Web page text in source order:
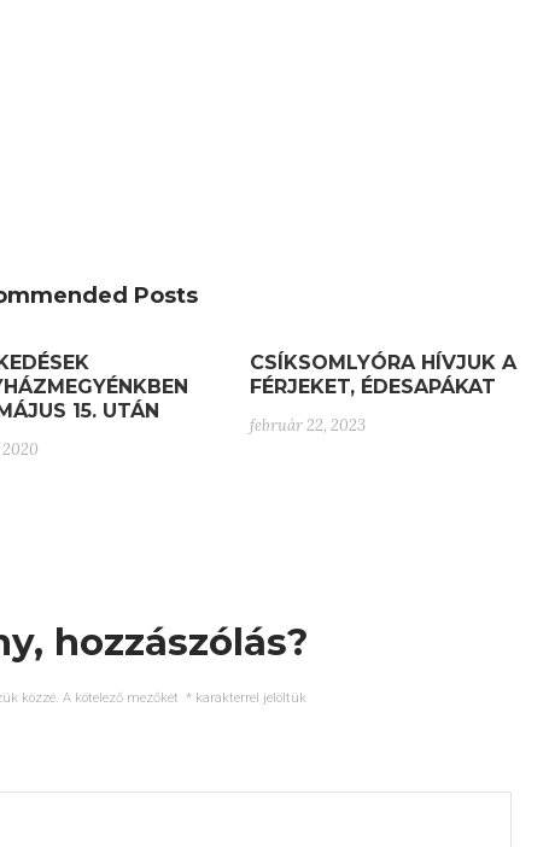
Posts
15. UTÁN
CSÍKSOMLYÓRA HÍVJUK A
FÉRJEKET, ÉDESAPÁKAT
február 22, 2023
hozzászólás?
közzé. A kötelező mezőket * karakterrel jelöltük